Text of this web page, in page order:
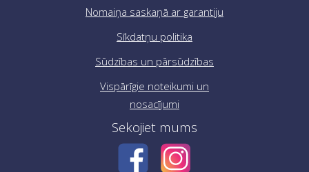
Nomaiņa saskaņā ar garantiju
Sīkdatņu politika
Sūdzības un pārsūdzības
Vispārīgie noteikumi un
nosacījumi
Sekojiet mums